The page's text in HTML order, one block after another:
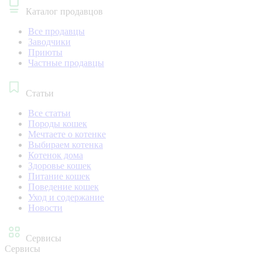
Каталог продавцов
Все продавцы
Заводчики
Приюты
Частные продавцы
Статьи
Все статьи
Породы кошек
Мечтаете о котенке
Выбираем котенка
Котенок дома
Здоровье кошек
Питание кошек
Поведение кошек
Уход и содержание
Новости
Сервисы
Сервисы